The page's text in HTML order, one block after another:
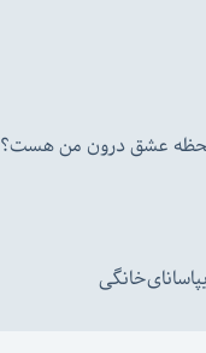
لحظه عشق درون من هست؟